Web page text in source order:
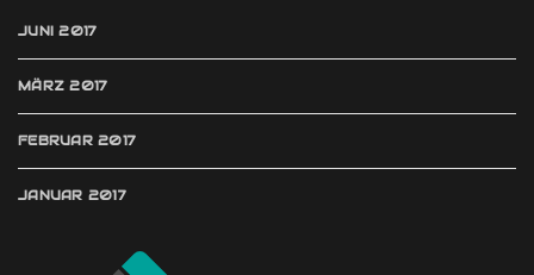
JUNI 2017
MÄRZ 2017
FEBRUAR 2017
JANUAR 2017